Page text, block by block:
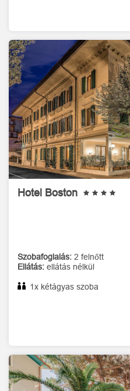
Hotel Boston
Szobafoglalás: 2 felnőtt
Ellátás: ellátás nélkül
1x kétágyas szoba